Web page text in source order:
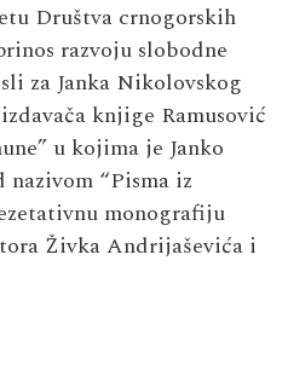
Društva crnogorskih
razvoju slobodne
za Janka Nikolovskog
knjige Ramusović
u kojima je Janko
“Pisma iz
monografiju
Živka Andrijaševića i